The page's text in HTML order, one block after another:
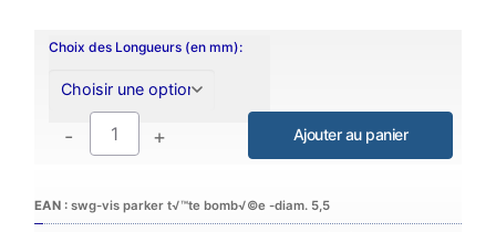
Choix des Longueurs (en mm):
- +